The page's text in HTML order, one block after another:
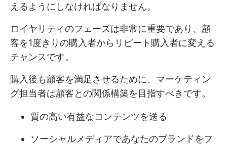
えるようにしなければなりません。
ロイヤリティのフェーズは非常に重要であり、顧
客を1度きりの購入者からリピート購入者に変える
チャンスです。
購入後も顧客を満足させるために、マーケティン
グ担当者は顧客との関係構築を目指すべきです。
質の高い有益なコンテンツを送る
ソーシャルメディアであなたのブランドをフ